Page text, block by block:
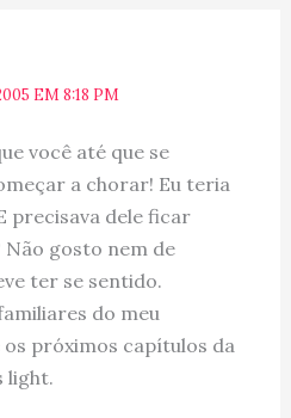
EM 8:18 PM
você até que se
a chorar! Eu teria
precisava dele ficar
gosto nem de
ter se sentido.
do meu
próximos capítulos da
light.